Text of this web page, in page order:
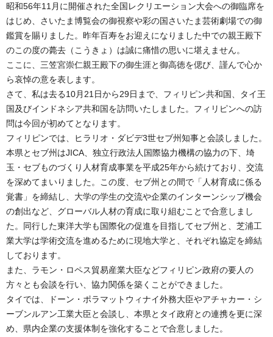
昭和56年11月に開催された全国レクリエーション大会への御臨席を
はじめ、さいたま博覧会の御視察や彩の国さいたま芸術劇場での御
鑑賞を賜りました。昨年百寿をお迎えになりました中での親王殿下
のこの度の薨去（こうきょ）は誠に痛惜の思いに堪えません。
ここに、三笠宮崇仁親王殿下の御生涯と御高徳を偲び、謹んで心か
ら哀悼の意を表します。
さて、私は去る10月21日から29日まで、フィリピン共和国、タイ王
国及びインドネシア共和国を訪問いたしました。フィリピンへの訪
問は今回が初めてとなります。
フィリピンでは、ヒラリオ・ダビデ3世セブ州知事と会談しました。
本県とセブ州はJICA、独立行政法人国際協力機構の協力の下、埼
玉・セブものづくり人材育成事業を平成25年から続けており、交流
を深めてまいりました。この度、セブ州との間で「人材育成に係る
覚書」を締結し、大学の学生の交流や企業のインターンシップ機会
の創出など、グローバル人材の育成に取り組むことで合意しまし
た。同行した東洋大学も国際化の促進を目指してセブ州と、芝浦工
業大学は学術交流を進めるために現地大学と、それぞれ協定を締結
しております。
また、ラモン・ロペス貿易産業大臣などフィリピン政府の要人の
方々とも会談を行い、協力関係を築くことができました。
タイでは、ドーン・ポラマットウィナイ外務大臣やアチャカー・シ
ーブンルアン工業大臣と会談し、本県とタイ政府との連携を更に深
め、県内企業の支援体制を強化することで合意しました。